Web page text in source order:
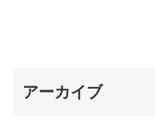
アーカイブ